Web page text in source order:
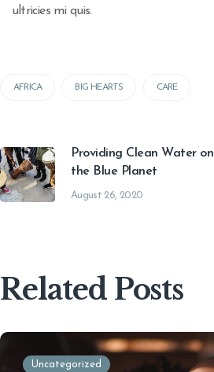
ultricies mi quis.
AFRICA BIG HEARTS CARE
Providing Clean Water on
the Blue Planet
August 26, 2020
Related Posts
Uncategorized